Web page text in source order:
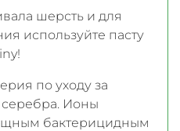
шерсть и для
используйте пасту
по уходу за
Ионы
бактерицидным